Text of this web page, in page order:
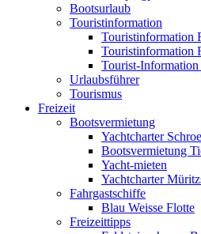
Bootsurlaub
Touristinformation
Touristinformation
Touristinformation
Tourist-
Urlaubsführer
Tourismus
Freizeit
Bootsvermietung
Yachtcharter
Bootsvermietung
Yacht-mieten
Yachtcharter
Fahrgastschiffe
Blau Weisse Flotte
Freizeittipps